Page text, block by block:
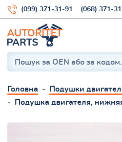
(099) 371-31-91 (068) 371-
Головна
Подушки
Подушка двигателя,